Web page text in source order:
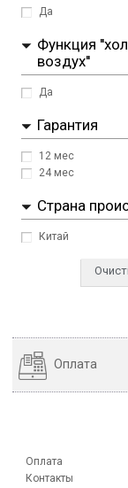
Да
Функция
воздух''
Да
Гарантия
12 мес
24 мес
Страна
Китай
Оплата
Оплата
Контакты